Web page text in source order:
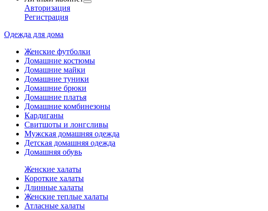
Авторизация
Регистрация
Одежда для дома
Женские футболки
Домашние костюмы
Домашние майки
Домашние туники
Домашние брюки
Домашние платья
Домашние комбинезоны
Кардиганы
Свитшоты и лонгсливы
Мужская домашняя одежда
Детская домашняя одежда
Домашняя обувь
Женские халаты
Короткие халаты
Длинные халаты
Женские теплые халаты
Атласные халаты